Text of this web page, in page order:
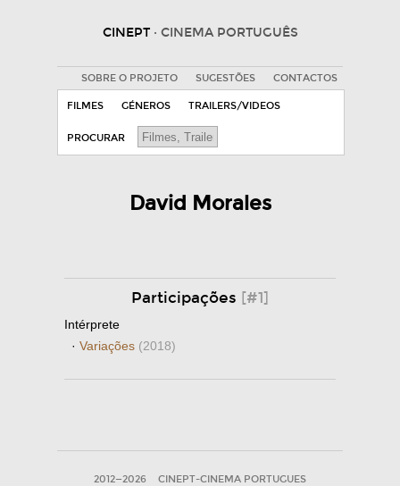
CINEPT · CINEMA PORTUGUÊS
SOBRE O PROJETO SUGESTÕES CONTACTOS
FILMES GÉNEROS TRAILERS/VIDEOS
PROCURAR
David Morales
Participações [#1]
Intérprete
· Variações (2018)
2012—2026 CINEPT-CINEMA PORTUGUES